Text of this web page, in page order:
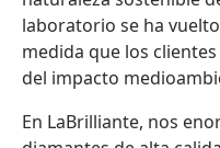
laboratorio se ha
medida que los
del impacto
En LaBrilliante, nos